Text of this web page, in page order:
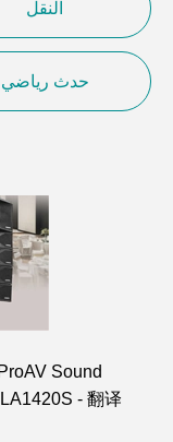
النقل
حدث رياضي
Sound
- 翻译